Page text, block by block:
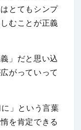
とてもシンプ
むことが正義
」だと思い込
がっていって
」という言葉
を肯定できる